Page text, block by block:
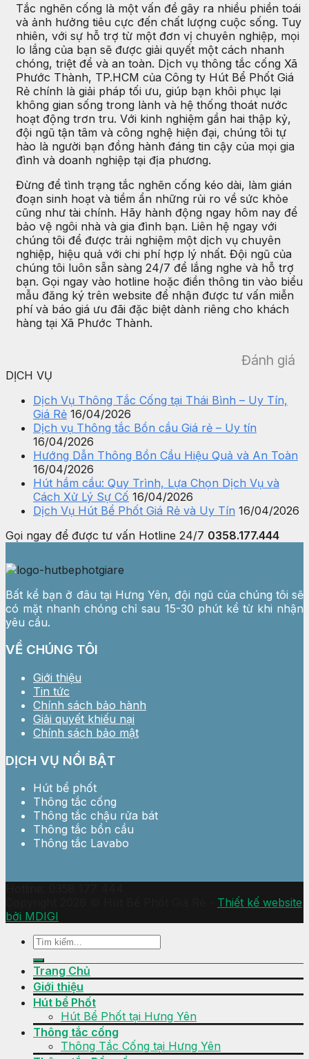
Tắc nghẽn cống là một vấn đề gây ra nhiều phiền toái
và ảnh hưởng tiêu cực đến chất lượng cuộc sống. Tuy
nhiên, với sự hỗ trợ từ một đơn vị chuyên nghiệp, mọi
lo lắng của bạn sẽ được giải quyết một cách nhanh
chóng, triệt để và an toàn. Dịch vụ thông tắc cống Xã
Phước Thành, TP.HCM của Công ty Hút Bể Phốt Giá
Rẻ chính là giải pháp tối ưu, giúp bạn khôi phục lại
không gian sống trong lành và hệ thống thoát nước
hoạt động trơn tru. Với kinh nghiệm gần hai thập kỷ,
đội ngũ tận tâm và công nghệ hiện đại, chúng tôi tự
hào là người bạn đồng hành đáng tin cậy của mọi gia
đình và doanh nghiệp tại địa phương.
Đừng để tình trạng tắc nghẽn cống kéo dài, làm gián
đoạn sinh hoạt và tiềm ẩn những rủi ro về sức khỏe
cũng như tài chính. Hãy hành động ngay hôm nay để
bảo vệ ngôi nhà và gia đình bạn. Liên hệ ngay với
chúng tôi để được trải nghiệm một dịch vụ chuyên
nghiệp, hiệu quả với chi phí hợp lý nhất. Đội ngũ của
chúng tôi luôn sẵn sàng 24/7 để lắng nghe và hỗ trợ
bạn. Gọi ngay vào hotline hoặc điền thông tin vào biểu
mẫu đăng ký trên website để nhận được tư vấn miễn
phí và báo giá ưu đãi đặc biệt dành riêng cho khách
hàng tại Xã Phước Thành.
Đánh giá
DỊCH VỤ
Dịch Vụ Thông Tắc Cống tại Thái Bình – Uy Tín,
Giá Rẻ 16/04/2026
Dịch vụ Thông tắc Bồn cầu Giá rẻ – Uy tín
16/04/2026
Hướng Dẫn Thông Bồn Cầu Hiệu Quả và An Toàn
16/04/2026
Hút hầm cầu: Quy Trình, Lựa Chọn Dịch Vụ và
Cách Xử Lý Sự Cố 16/04/2026
Dịch Vụ Hút Bể Phốt Giá Rẻ và Uy Tín 16/04/2026
Gọi ngay để được tư vấn Hotline 24/7 0358.177.444
Bất kể bạn ở đâu tại Hưng Yên, đội ngũ của chúng tôi sẽ
có mặt nhanh chóng chỉ sau 15-30 phút kể từ khi nhận
yêu cầu.
VỀ CHÚNG TÔI
Giới thiệu
Tin tức
Chính sách bảo hành
Giải quyết khiếu nại
Chính sách bảo mật
DỊCH VỤ NỔI BẬT
Hút bể phốt
Thông tắc cống
Thông tắc chậu rửa bát
Thông tắc bồn cầu
Thông tắc Lavabo
Thiết kế website
bởi MDIGI
Trang Chủ
Giới thiệu
Hút bể Phốt
Hút Bể Phốt tại Hưng Yên
Thông tắc cống
Thông Tắc Cống tại Hưng Yên